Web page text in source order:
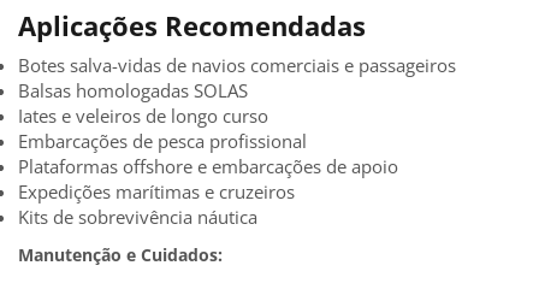
Aplicações Recomendadas
Botes salva-vidas de navios comerciais e passageiros
Balsas homologadas SOLAS
Iates e veleiros de longo curso
Embarcações de pesca profissional
Plataformas offshore e embarcações de apoio
Expedições marítimas e cruzeiros
Kits de sobrevivência náutica
Manutenção e Cuidados: